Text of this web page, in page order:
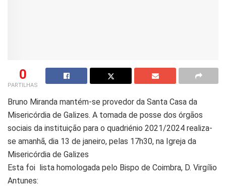
0
PARTILHAS
Bruno Miranda mantém-se provedor da Santa Casa da
Misericórdia de Galizes. A tomada de posse dos órgãos
sociais da instituição para o quadriénio 2021/2024 realiza-
se amanhã, dia 13 de janeiro, pelas 17h30, na Igreja da
Misericórdia de Galizes
Esta foi lista homologada pelo Bispo de Coimbra, D. Virgílio
Antunes: